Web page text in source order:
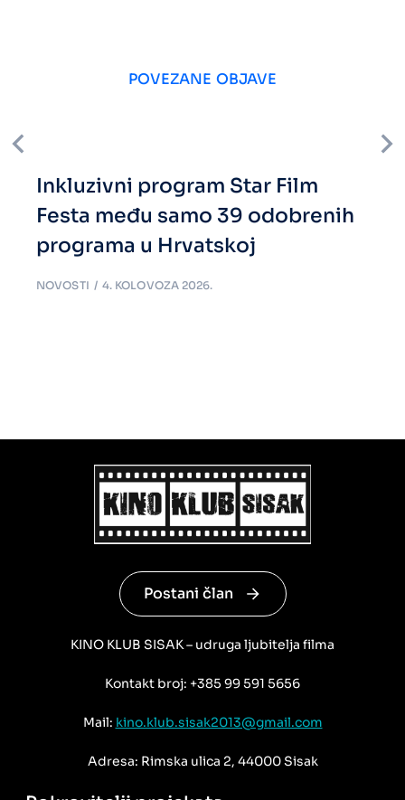
POVEZANE OBJAVE
Inkluzivni program Star Film
Festa među samo 39 odobrenih
programa u Hrvatskoj
NOVOSTI 4. KOLOVOZA 2026.
Postani član
KINO KLUB SISAK – udruga ljubitelja filma
Kontakt broj: +385 99 591 5656
Mail: kino.klub.sisak2013@gmail.com
Adresa: Rimska ulica 2, 44000 Sisak